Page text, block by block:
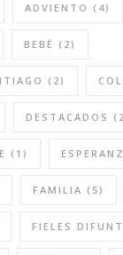
ADVIENTO (4)
BEBÉ (2)
(2)
DESTACADOS
(1)
FAMILIA (5)
FIELES